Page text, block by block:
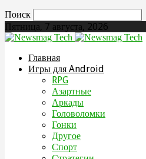
Поиск
Пятница, 7 августа, 2026
Главная
Игры для Android
RPG
Азартные
Аркады
Головоломки
Гонки
Другое
Спорт